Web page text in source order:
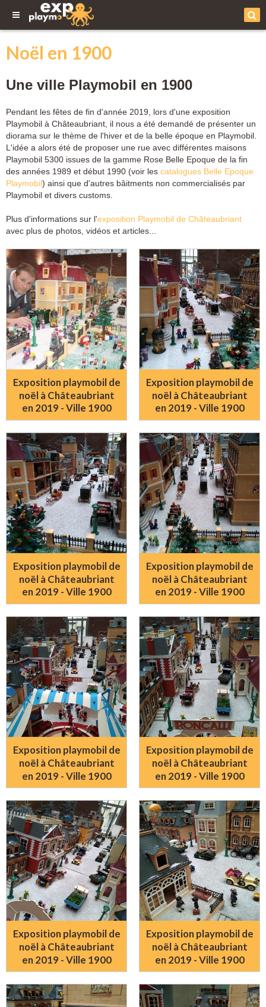
Noël en 1900
Une ville Playmobil en 1900
Pendant les fêtes de fin d'année 2019, lors d'une exposition
Playmobil à Châteaubriant, il nous a été demandé de présenter un
diorama sur le thème de l'hiver et de la belle époque en Playmobil.
L'idée a alors été de proposer une rue avec différentes maisons
Playmobil 5300 issues de la gamme Rose Belle Epoque de la fin
des années 1989 et début 1990 (voir les catalogues Belle Epoque
Playmobil) ainsi que d'autres bâitments non commercialisés par
Playmobil et divers customs.
Plus d'informations sur l'exposition Playmobil de Châteaubriant
avec plus de photos, vidéos et articles...
Exposition playmobil de
noël à Châteaubriant
en 2019 - Ville 1900
Exposition playmobil de
noël à Châteaubriant
en 2019 - Ville 1900
Exposition playmobil de
noël à Châteaubriant
en 2019 - Ville 1900
Exposition playmobil de
noël à Châteaubriant
en 2019 - Ville 1900
Exposition playmobil de
noël à Châteaubriant
en 2019 - Ville 1900
Exposition playmobil de
noël à Châteaubriant
en 2019 - Ville 1900
Exposition playmobil de
noël à Châteaubriant
en 2019 - Ville 1900
Exposition playmobil de
noël à Châteaubriant
en 2019 - Ville 1900